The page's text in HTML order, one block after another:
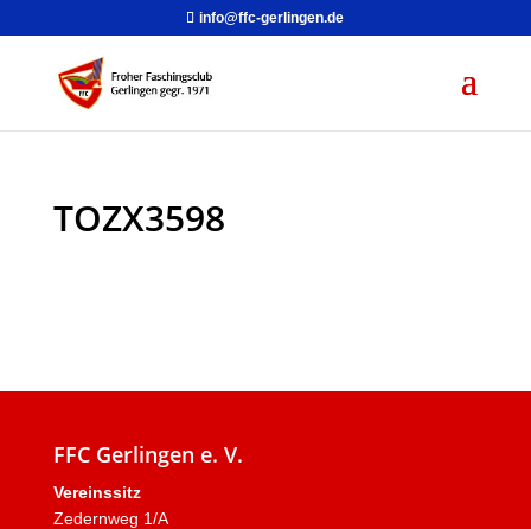
info@ffc-gerlingen.de
TOZX3598
FFC Gerlingen e. V.
Vereinssitz
Zedernweg 1/A